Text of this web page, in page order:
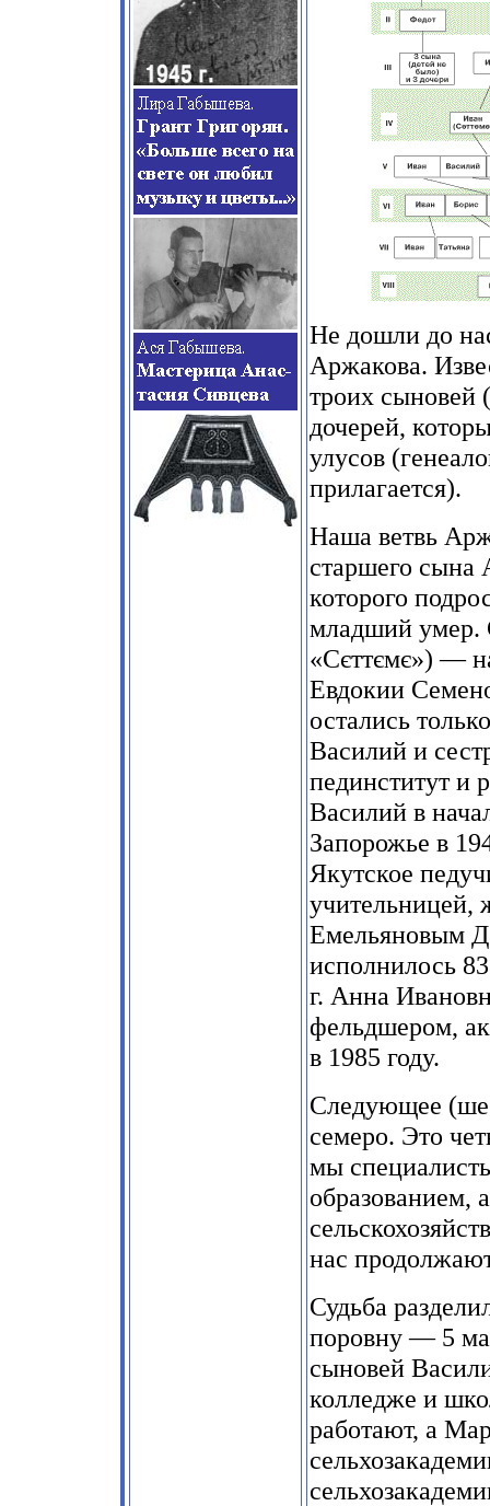
Не дошли до
Аржакова.
троих
дочерей,
улусов
прилагается).
Наша ветвь
старшего сына
которого
младший умер.
«Сєттємє») —
Евдокии
остались
Василий и
пединститут и
Василий в
Запорожье в
Якутское
учительницей,
Емельяновым
исполнилось
г. Анна
фельдшером,
в 1985 году.
Следующее
семеро. Это
мы
нас
Судьба
поровну — 5
сыновей
колледже и
работают, а